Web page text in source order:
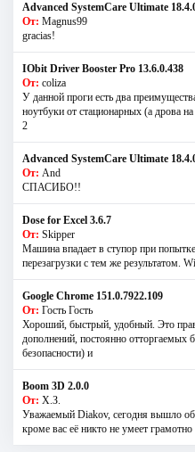
Advanced SystemCare Ultimate
От: Magnus99
gracias!
IObit Driver Booster Pro 13.6.0.438
От: coliza
У данной проги есть два
ноутбуки от стационарных (а дрова
2
Advanced SystemCare Ultimate
От: And
СПАСИБО!!
Dose for Excel 3.6.7
От: Skipper
Машина впадает в ступор при
перезагрузки с тем же результатом.
Google Chrome 151.0.7922.109
От: Гость Гость
Хороший, быстрый, удобный. Это
дополнений, постоянно отторгаемых
безопасности) и
Boom 3D 2.0.0
От: Х.З.
Уважаемый Diakov, сегодня вышло
кроме вас её никто не умеет